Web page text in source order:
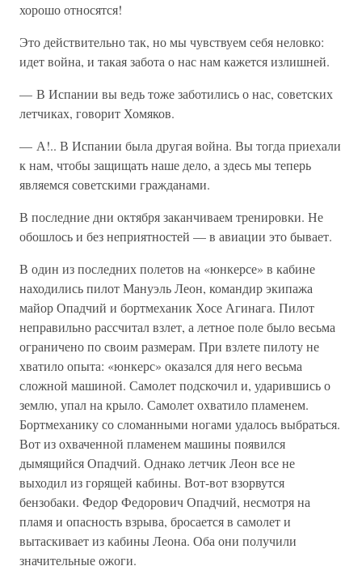
хорошо относятся!
Это действительно так, но мы чувствуем себя неловко:
идет война, и такая забота о нас нам кажется излишней.
— В Испании вы ведь тоже заботились о нас, советских
летчиках, говорит Хомяков.
— А!.. В Испании была другая война. Вы тогда приехали
к нам, чтобы защищать наше дело, а здесь мы теперь
являемся советскими гражданами.
В последние дни октября заканчиваем тренировки. Не
обошлось и без неприятностей — в авиации это бывает.
В один из последних полетов на «юнкерсе» в кабине
находились пилот Мануэль Леон, командир экипажа
майор Опадчий и бортмеханик Хосе Агинага. Пилот
неправильно рассчитал взлет, а летное поле было весьма
ограничено по своим размерам. При взлете пилоту не
хватило опыта: «юнкерс» оказался для него весьма
сложной машиной. Самолет подскочил и, ударившись о
землю, упал на крыло. Самолет охватило пламенем.
Бортмеханику со сломанными ногами удалось выбраться.
Вот из охваченной пламенем машины появился
дымящийся Опадчий. Однако летчик Леон все не
выходил из горящей кабины. Вот-вот взорвутся
бензобаки. Федор Федорович Опадчий, несмотря на
пламя и опасность взрыва, бросается в самолет и
вытаскивает из кабины Леона. Оба они получили
значительные ожоги.